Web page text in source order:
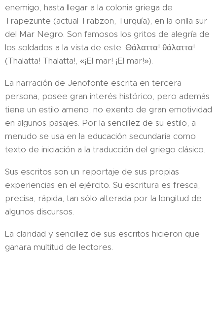
enemigo, hasta llegar a la colonia griega de
Trapezunte (actual Trabzon, Turquía), en la orilla sur
del Mar Negro. Son famosos los gritos de alegría de
los soldados a la vista de este: Θάλαττα! θάλαττα!
(Thalatta! Thalatta!, «¡El mar! ¡El mar!»).
La narración de Jenofonte escrita en tercera
persona, posee gran interés histórico, pero además
tiene un estilo ameno, no exento de gran emotividad
en algunos pasajes. Por la sencillez de su estilo, a
menudo se usa en la educación secundaria como
texto de iniciación a la traducción del griego clásico.
Sus escritos son un reportaje de sus propias
experiencias en el ejército. Su escritura es fresca,
precisa, rápida, tan sólo alterada por la longitud de
algunos discursos.
La claridad y sencillez de sus escritos hicieron que
ganara multitud de lectores.